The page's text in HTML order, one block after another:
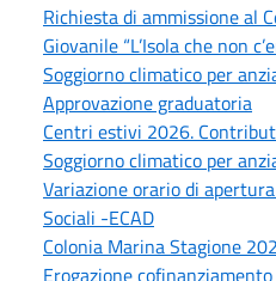
Richiesta di ammissione al
Giovanile “L’Isola che non
Soggiorno climatico per
Approvazione graduatoria
Centri estivi 2026.
Soggiorno climatico per
Variazione orario di
Sociali -ECAD
Colonia Marina Stagione
Erogazione